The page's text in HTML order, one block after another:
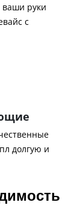
ваши руки
с
долгую и